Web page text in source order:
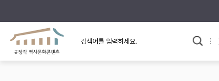
규장각의 어제와 오늘
사료와 문학으로 본